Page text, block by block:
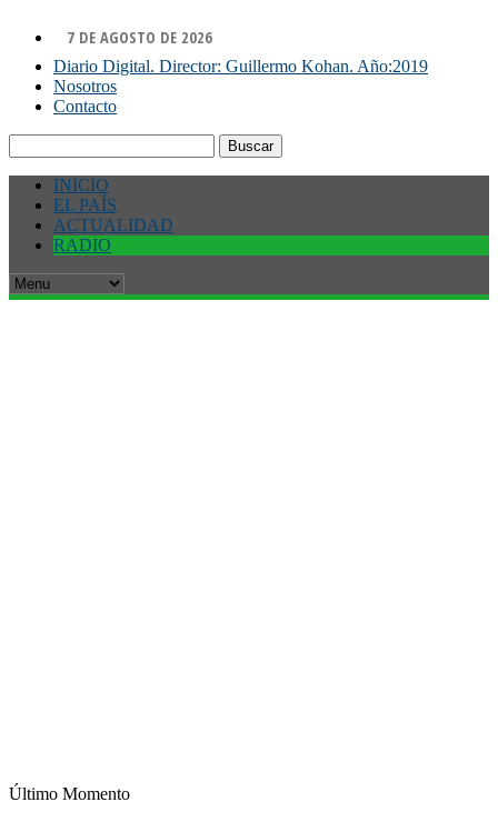
7 DE AGOSTO DE 2026
Diario Digital. Director: Guillermo Kohan. Año:2019
Nosotros
Contacto
INICIO
EL PAÍS
ACTUALIDAD
RADIO
Último Momento